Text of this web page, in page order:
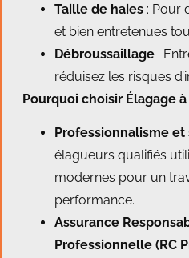
Taille de haies : Pour
et bien entretenues
Débroussaillage :
réduisez les risques
Pourquoi choisir Élagage à
Professionnalisme
élagueurs qualifiés
modernes pour un
performance.
Assurance
Professionnelle (RC